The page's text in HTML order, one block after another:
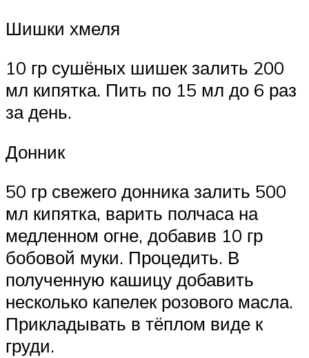
Шишки хмеля
10 гр сушёных шишек залить 200
мл кипятка. Пить по 15 мл до 6 раз
за день.
Донник
50 гр свежего донника залить 500
мл кипятка, варить полчаса на
медленном огне, добавив 10 гр
бобовой муки. Процедить. В
полученную кашицу добавить
несколько капелек розового масла.
Прикладывать в тёплом виде к
груди.